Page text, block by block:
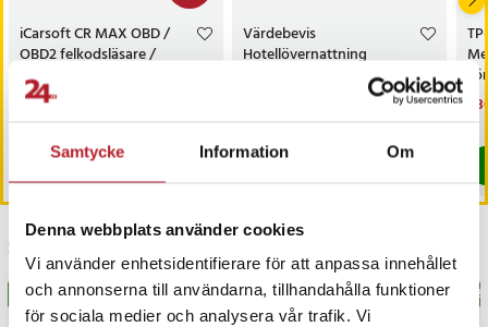
Samtycke Information Om
Denna webbplats använder cookies
Vi använder enhetsidentifierare för att anpassa innehållet
och annonserna till användarna, tillhandahålla funktioner
för sociala medier och analysera vår trafik. Vi
iCarsoft CR MAX OBD /
OBD2 felkodsläsare /
bildiagnosverktyg /
diagnosverktyg för bil
Nuvarande pris
3 698 kr
Köp
Värdebevis
Hotellövernattning
Senast besökta
BÄSTSÄLJARE